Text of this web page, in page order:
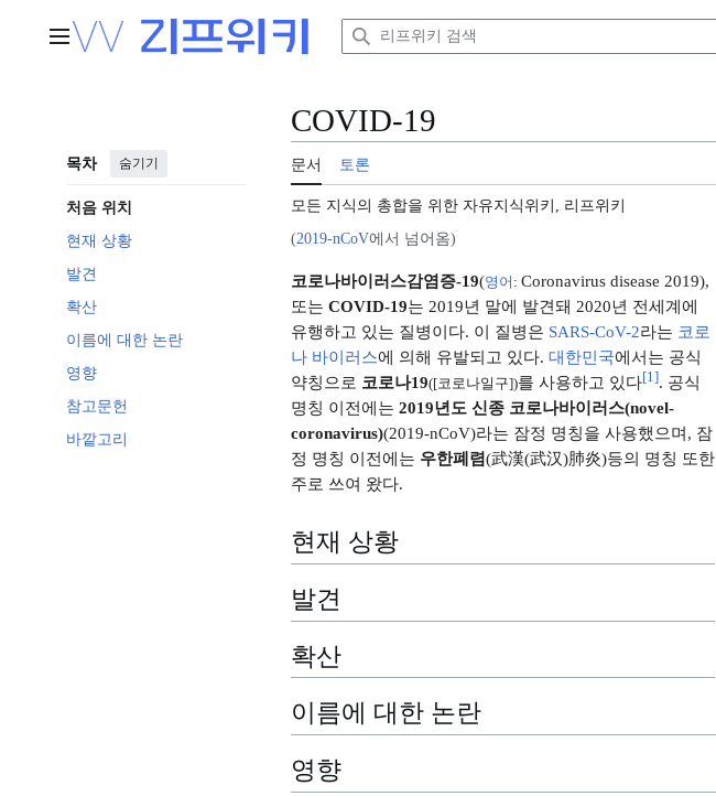
주 메뉴
목차 숨기기
처음 위치
현재 상황
발견
확산
이름에 대한 논란
영향
참고문헌
바깥고리
COVID-19
문서 토론
모든 지식의 총합을 위한 자유지식위키, 리프위키
(2019-nCoV에서 넘어옴)
코로나바이러스감염증-19(영어 : Coronavirus disease 2019),
또는 COVID-19는 2019년 말에 발견돼 2020년 전세계에
유행하고 있는 질병이다. 이 질병은 SARS-CoV-2라는 코로
나 바이러스에 의해 유발되고 있다. 대한민국에서는 공식
약칭으로 코로나19([코로나일구])를 사용하고 있다[1]. 공식
명칭 이전에는 2019년도 신종 코로나바이러스(novel-
coronavirus)(2019-nCoV)라는 잠정 명칭을 사용했으며, 잠
정 명칭 이전에는 우한폐렴(武漢(武汉)肺炎)등의 명칭 또한
주로 쓰여 왔다.
현재 상황
발견
확산
이름에 대한 논란
영향